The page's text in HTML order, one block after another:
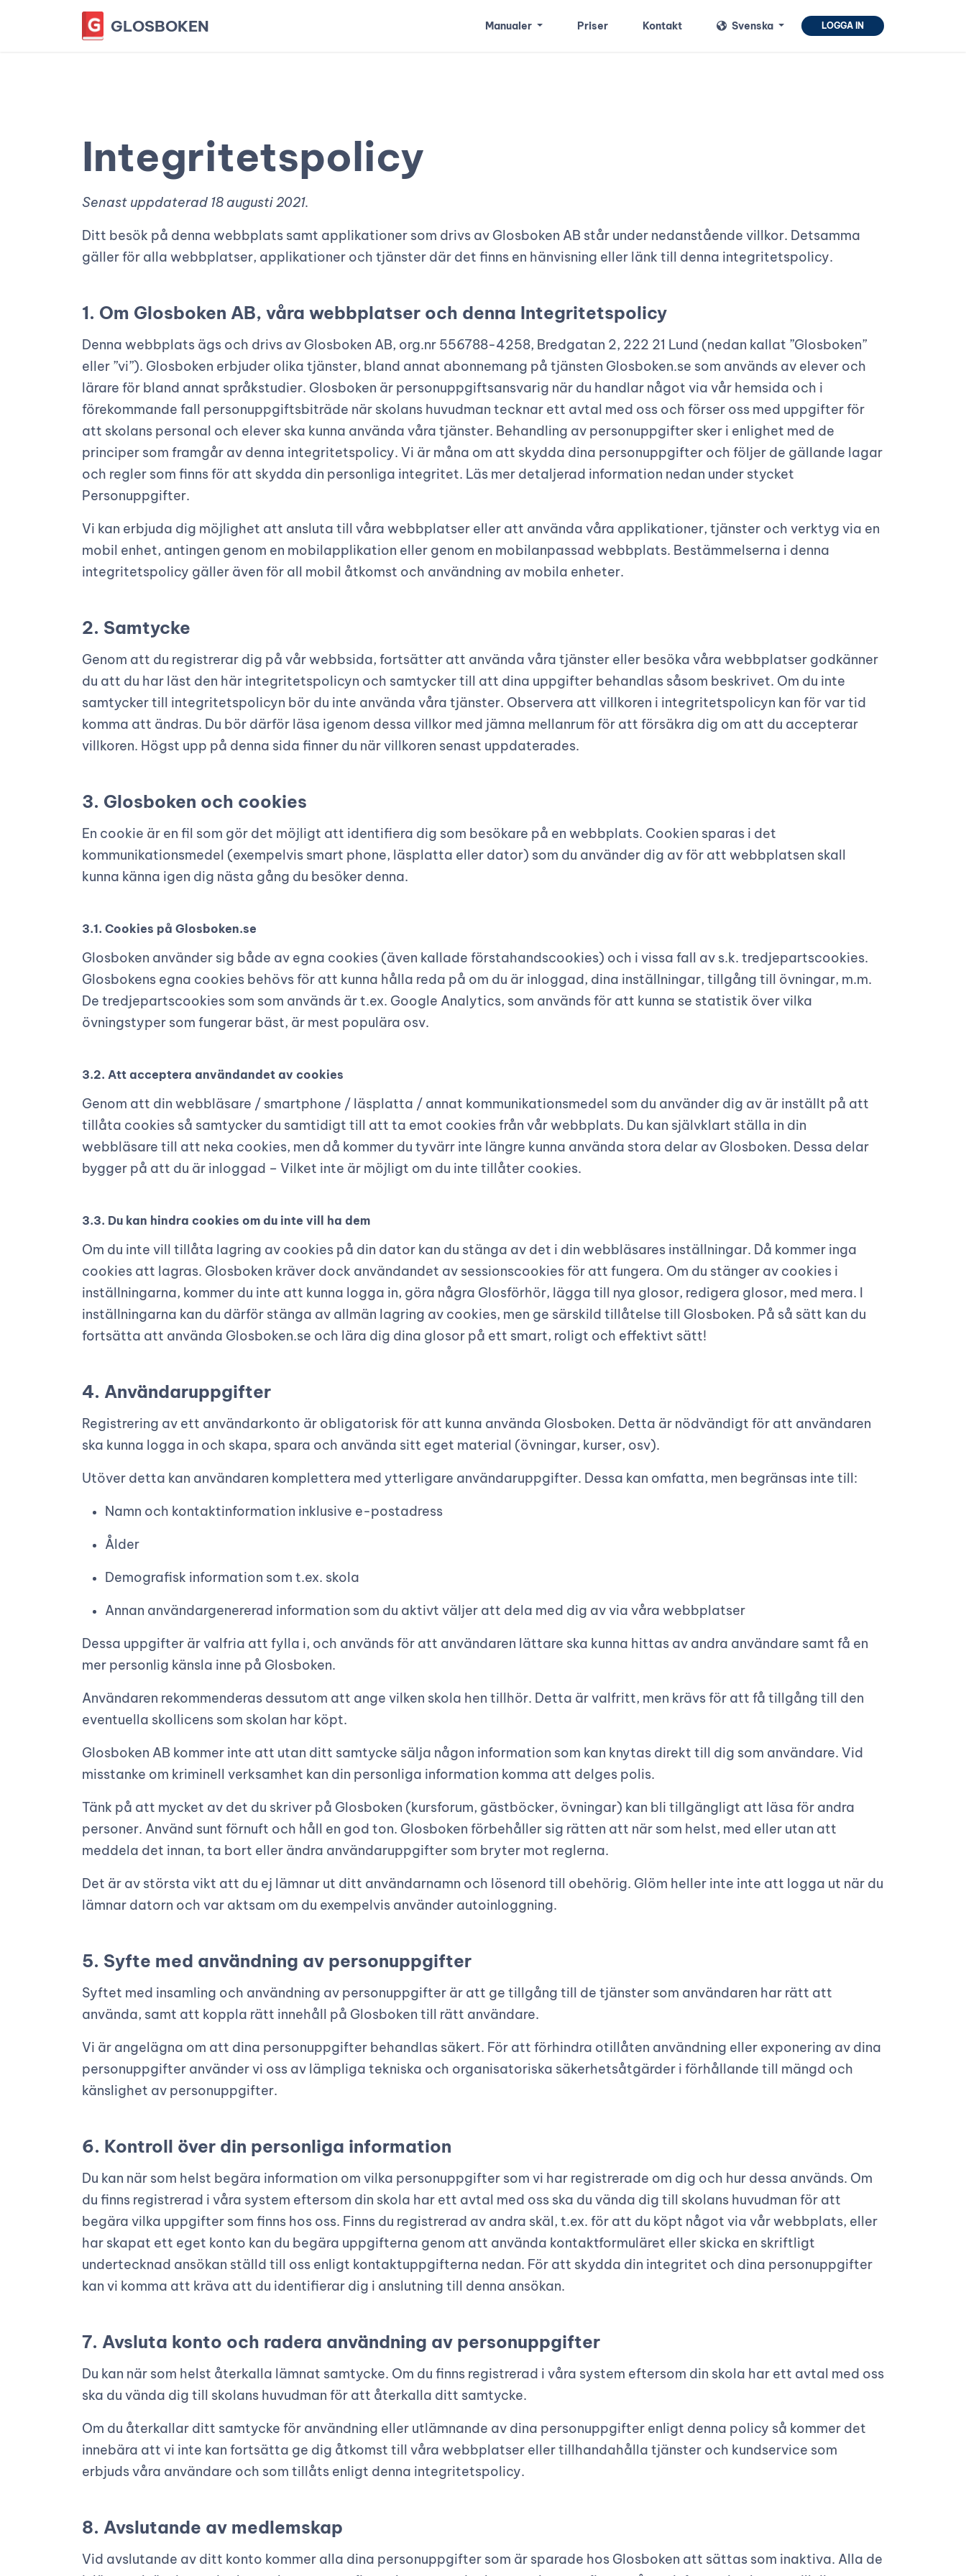
GLOSBOKEN Manualer Priser Kontakt Svenska LOGGA IN
Integritetspolicy
Senast uppdaterad 18 augusti 2021.
Ditt besök på denna webbplats samt applikationer som drivs av Glosboken AB står under nedanstående villkor. Detsamma
gäller för alla webbplatser, applikationer och tjänster där det finns en hänvisning eller länk till denna integritetspolicy.
1. Om Glosboken AB, våra webbplatser och denna Integritetspolicy
Denna webbplats ägs och drivs av Glosboken AB, org.nr 556788-4258, Bredgatan 2, 222 21 Lund (nedan kallat ”Glosboken”
eller ”vi”). Glosboken erbjuder olika tjänster, bland annat abonnemang på tjänsten Glosboken.se som används av elever och
lärare för bland annat språkstudier. Glosboken är personuppgiftsansvarig när du handlar något via vår hemsida och i
förekommande fall personuppgiftsbiträde när skolans huvudman tecknar ett avtal med oss och förser oss med uppgifter för
att skolans personal och elever ska kunna använda våra tjänster. Behandling av personuppgifter sker i enlighet med de
principer som framgår av denna integritetspolicy. Vi är måna om att skydda dina personuppgifter och följer de gällande lagar
och regler som finns för att skydda din personliga integritet. Läs mer detaljerad information nedan under stycket
Personuppgifter.
Vi kan erbjuda dig möjlighet att ansluta till våra webbplatser eller att använda våra applikationer, tjänster och verktyg via en
mobil enhet, antingen genom en mobilapplikation eller genom en mobilanpassad webbplats. Bestämmelserna i denna
integritetspolicy gäller även för all mobil åtkomst och användning av mobila enheter.
2. Samtycke
Genom att du registrerar dig på vår webbsida, fortsätter att använda våra tjänster eller besöka våra webbplatser godkänner
du att du har läst den här integritetspolicyn och samtycker till att dina uppgifter behandlas såsom beskrivet. Om du inte
samtycker till integritetspolicyn bör du inte använda våra tjänster. Observera att villkoren i integritetspolicyn kan för var tid
komma att ändras. Du bör därför läsa igenom dessa villkor med jämna mellanrum för att försäkra dig om att du accepterar
villkoren. Högst upp på denna sida finner du när villkoren senast uppdaterades.
3. Glosboken och cookies
En cookie är en fil som gör det möjligt att identifiera dig som besökare på en webbplats. Cookien sparas i det
kommunikationsmedel (exempelvis smart phone, läsplatta eller dator) som du använder dig av för att webbplatsen skall
kunna känna igen dig nästa gång du besöker denna.
3.1. Cookies på Glosboken.se
Glosboken använder sig både av egna cookies (även kallade förstahandscookies) och i vissa fall av s.k. tredjepartscookies.
Glosbokens egna cookies behövs för att kunna hålla reda på om du är inloggad, dina inställningar, tillgång till övningar, m.m.
De tredjepartscookies som som används är t.ex. Google Analytics, som används för att kunna se statistik över vilka
övningstyper som fungerar bäst, är mest populära osv.
3.2. Att acceptera användandet av cookies
Genom att din webbläsare / smartphone / läsplatta / annat kommunikationsmedel som du använder dig av är inställt på att
tillåta cookies så samtycker du samtidigt till att ta emot cookies från vår webbplats. Du kan självklart ställa in din
webbläsare till att neka cookies, men då kommer du tyvärr inte längre kunna använda stora delar av Glosboken. Dessa delar
bygger på att du är inloggad – Vilket inte är möjligt om du inte tillåter cookies.
3.3. Du kan hindra cookies om du inte vill ha dem
Om du inte vill tillåta lagring av cookies på din dator kan du stänga av det i din webbläsares inställningar. Då kommer inga
cookies att lagras. Glosboken kräver dock användandet av sessionscookies för att fungera. Om du stänger av cookies i
inställningarna, kommer du inte att kunna logga in, göra några Glosförhör, lägga till nya glosor, redigera glosor, med mera. I
inställningarna kan du därför stänga av allmän lagring av cookies, men ge särskild tillåtelse till Glosboken. På så sätt kan du
fortsätta att använda Glosboken.se och lära dig dina glosor på ett smart, roligt och effektivt sätt!
4. Användaruppgifter
Registrering av ett användarkonto är obligatorisk för att kunna använda Glosboken. Detta är nödvändigt för att användaren
ska kunna logga in och skapa, spara och använda sitt eget material (övningar, kurser, osv).
Utöver detta kan användaren komplettera med ytterligare användaruppgifter. Dessa kan omfatta, men begränsas inte till:
Namn och kontaktinformation inklusive e-postadress
Ålder
Demografisk information som t.ex. skola
Annan användargenererad information som du aktivt väljer att dela med dig av via våra webbplatser
Dessa uppgifter är valfria att fylla i, och används för att användaren lättare ska kunna hittas av andra användare samt få en
mer personlig känsla inne på Glosboken.
Användaren rekommenderas dessutom att ange vilken skola hen tillhör. Detta är valfritt, men krävs för att få tillgång till den
eventuella skollicens som skolan har köpt.
Glosboken AB kommer inte att utan ditt samtycke sälja någon information som kan knytas direkt till dig som användare. Vid
misstanke om kriminell verksamhet kan din personliga information komma att delges polis.
Tänk på att mycket av det du skriver på Glosboken (kursforum, gästböcker, övningar) kan bli tillgängligt att läsa för andra
personer. Använd sunt förnuft och håll en god ton. Glosboken förbehåller sig rätten att när som helst, med eller utan att
meddela det innan, ta bort eller ändra användaruppgifter som bryter mot reglerna.
Det är av största vikt att du ej lämnar ut ditt användarnamn och lösenord till obehörig. Glöm heller inte inte att logga ut när du
lämnar datorn och var aktsam om du exempelvis använder autoinloggning.
5. Syfte med användning av personuppgifter
Syftet med insamling och användning av personuppgifter är att ge tillgång till de tjänster som användaren har rätt att
använda, samt att koppla rätt innehåll på Glosboken till rätt användare.
Vi är angelägna om att dina personuppgifter behandlas säkert. För att förhindra otillåten användning eller exponering av dina
personuppgifter använder vi oss av lämpliga tekniska och organisatoriska säkerhetsåtgärder i förhållande till mängd och
känslighet av personuppgifter.
6. Kontroll över din personliga information
Du kan när som helst begära information om vilka personuppgifter som vi har registrerade om dig och hur dessa används. Om
du finns registrerad i våra system eftersom din skola har ett avtal med oss ska du vända dig till skolans huvudman för att
begära vilka uppgifter som finns hos oss. Finns du registrerad av andra skäl, t.ex. för att du köpt något via vår webbplats, eller
har skapat ett eget konto kan du begära uppgifterna genom att använda kontaktformuläret eller skicka en skriftligt
undertecknad ansökan ställd till oss enligt kontaktuppgifterna nedan. För att skydda din integritet och dina personuppgifter
kan vi komma att kräva att du identifierar dig i anslutning till denna ansökan.
7. Avsluta konto och radera användning av personuppgifter
Du kan när som helst återkalla lämnat samtycke. Om du finns registrerad i våra system eftersom din skola har ett avtal med oss
ska du vända dig till skolans huvudman för att återkalla ditt samtycke.
Om du återkallar ditt samtycke för användning eller utlämnande av dina personuppgifter enligt denna policy så kommer det
innebära att vi inte kan fortsätta ge dig åtkomst till våra webbplatser eller tillhandahålla tjänster och kundservice som
erbjuds våra användare och som tillåts enligt denna integritetspolicy.
8. Avslutande av medlemskap
Vid avslutande av ditt konto kommer alla dina personuppgifter som är sparade hos Glosboken att sättas som inaktiva. Alla de